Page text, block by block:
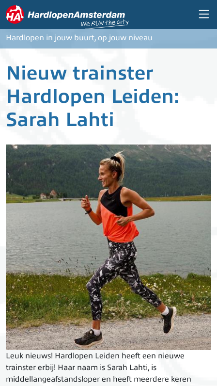
Overslaan en naar de inhoud gaan
Hardlopen in jouw buurt, op jouw niveau
Nieuw trainster
Hardlopen Leiden:
Sarah Lahti
Leuk nieuws! Hardlopen Leiden heeft een nieuwe
trainster erbij! Haar naam is Sarah Lahti, is
middellangeafstandsloper en heeft meerdere keren